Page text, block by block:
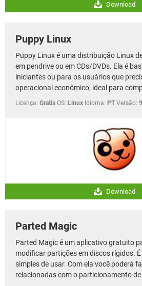
Download
Puppy Linux
Puppy Linux é uma distribuição Linux
em pendrive ou em CDs/DVDs. Ela é
iniciantes ou para os usuários que
operacional econômico, ideal para
Licença: Gratis OS: Linux Idioma: PT Versão:
Download
Parted Magic
Parted Magic é um aplicativo gratuito
modificar partições em discos rígidos.
simples de usar. Com ela você poderá
relacionadas com o particionamento